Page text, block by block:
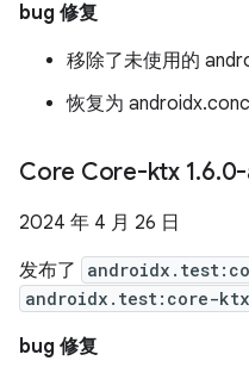
bug 修复
移除了未使用的
恢复为
Core Core-ktx 1.6.
2024 年 4 月 26 日
发布了
androidx.test:core-
bug 修复